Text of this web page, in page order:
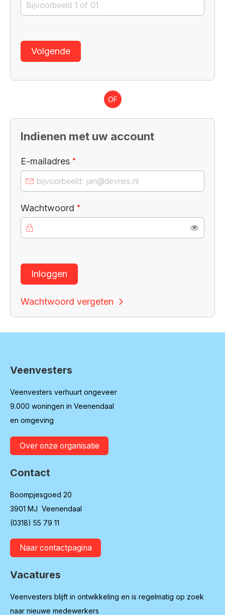
Volgende
OF
Indienen met uw account
E-mailadres *
Wachtwoord *
Inloggen
Wachtwoord vergeten
Contactinformatie
Veenvesters
Veenvesters verhuurt ongeveer
9.000 woningen in Veenendaal
en omgeving
Over onze organisatie
Contact
Boompjesgoed 20
3901 MJ Veenendaal
(0318) 55 79 11
Naar contactpagina
Vacatures
Veenvesters blijft in ontwikkeling en is regelmatig op zoek
naar nieuwe medewerkers